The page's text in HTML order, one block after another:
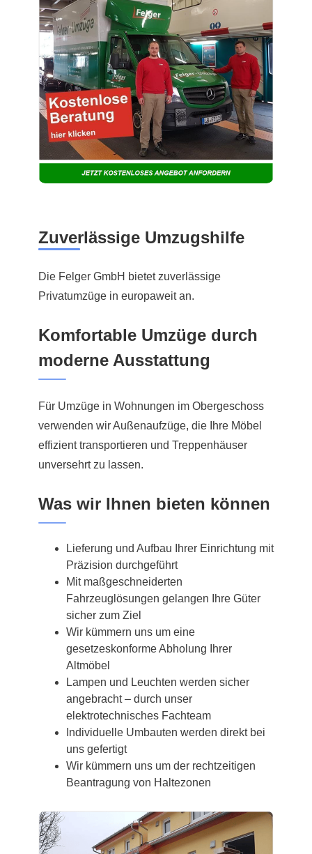
Zuverlässige Umzugshilfe
Die Felger GmbH bietet zuverlässige
Privatumzüge in europaweit an.
Komfortable Umzüge durch
moderne Ausstattung
Für Umzüge in Wohnungen im Obergeschoss
verwenden wir Außenaufzüge, die Ihre Möbel
effizient transportieren und Treppenhäuser
unversehrt zu lassen.
Was wir Ihnen bieten können
Lieferung und Aufbau Ihrer Einrichtung mit
Präzision durchgeführt
Mit maßgeschneiderten
Fahrzeuglösungen gelangen Ihre Güter
sicher zum Ziel
Wir kümmern uns um eine
gesetzeskonforme Abholung Ihrer
Altmöbel
Lampen und Leuchten werden sicher
angebracht – durch unser
elektrotechnisches Fachteam
Individuelle Umbauten werden direkt bei
uns gefertigt
Wir kümmern uns um der rechtzeitigen
Beantragung von Haltezonen